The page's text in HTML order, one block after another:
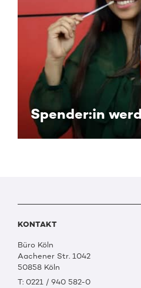
Spender:in
KONTAKT
Büro Köln
Aachener Str. 1042
50858 Köln
T: 0221 / 940 582-0